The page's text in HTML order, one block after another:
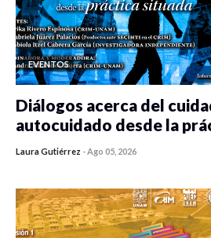
EVENTOS
Diálogos acerca del
autocuidado desde la
Laura Gutiérrez -Ago 05, 2026